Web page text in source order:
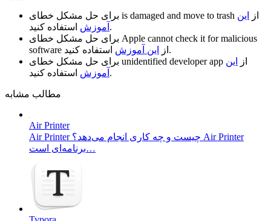
is damaged and move to trash از
این
آموزش استفاده کنید.
Apple cannot check it for malicious
software
از این آموزش
استفاده کنید.
unidentified developer app از
این
آموزش استفاده کنید.
مطالب مشابه
Air Printer
Air Printer چیست و چه کاری انجام می‌دهد؟ Air Printer
برنامه‌ای است…